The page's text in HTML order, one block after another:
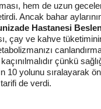
hem de uzun
Ancak bahar
Hastanesi
çay ve kahve
çünkü
10 yolunu sıralayarak
de verdi.